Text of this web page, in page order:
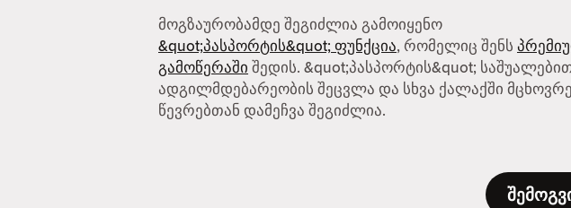
მოგზაურობამდე შეგიძლია გამოიყენო
&quot;პასპორტის&quot; ფუნქცია, რომელიც შენს
გამოწერაში შედის. &quot;პასპორტის&quot;
ადგილმდებარეობის შეცვლა და სხვა ქალაქში
წევრებთან დამეჩვა შეგიძლია.